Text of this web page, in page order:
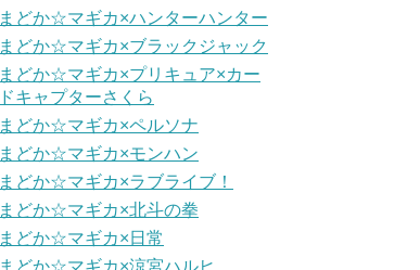
まどか☆マギカ×ハンターハンター
まどか☆マギカ×ブラックジャック
まどか☆マギカ×プリキュア×カー
ドキャプターさくら
まどか☆マギカ×ペルソナ
まどか☆マギカ×モンハン
まどか☆マギカ×ラブライブ！
まどか☆マギカ×北斗の拳
まどか☆マギカ×日常
まどか☆マギカ×涼宮ハルヒ